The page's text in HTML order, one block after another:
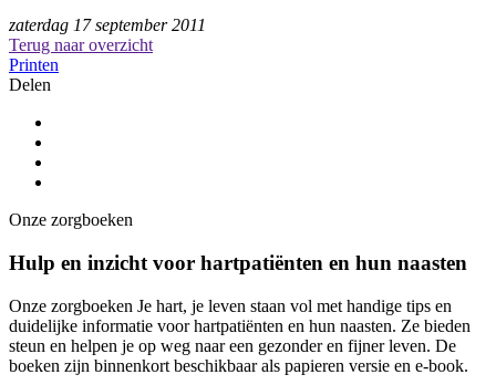
zaterdag 17 september 2011
Terug naar overzicht
Printen
Delen
Onze zorgboeken
Hulp en inzicht voor hartpatiënten en hun naasten
Onze zorgboeken Je hart, je leven staan vol met handige tips en
duidelijke informatie voor hartpatiënten en hun naasten. Ze bieden
steun en helpen je op weg naar een gezonder en fijner leven. De
boeken zijn binnenkort beschikbaar als papieren versie en e-book.